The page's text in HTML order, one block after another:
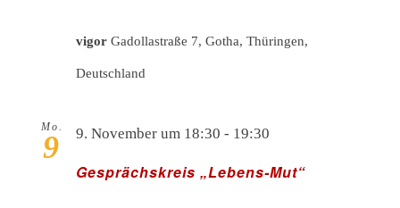
vigorGadollastraße 7, Gotha, Thüringen,
Deutschland
Mo.
9
Gesprächskreis „Lebens-Mut“
9. November um 18:30 - 19:30